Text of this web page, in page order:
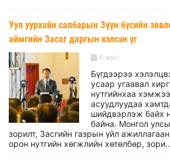
Уул уурхайн салбарын Зүүн бүсийн
аймгийн Засаг даргын хэлсэн үг
6 жил
Бүгдээрээ
усаар угаавал
нутгийнхаа
асуудлуудаа
шийдвэрлэж байх
байна. Монгол
зорилт, Засгийн газрын үйл
орон нутгийн хөгжлийн хөтөлбөр,